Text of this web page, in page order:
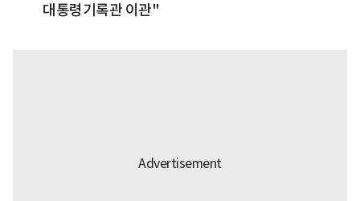
대통령기록관 이관"